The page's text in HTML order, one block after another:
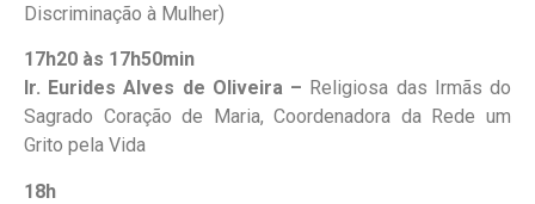
Discriminação à Mulher)
17h20 às 17h50min
Ir. Eurides Alves de Oliveira – Religiosa das Irmãs do
Sagrado Coração de Maria, Coordenadora da Rede um
Grito pela Vida
18h